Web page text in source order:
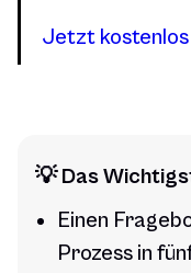
Jetzt
💡 Das
Einen
Prozess in